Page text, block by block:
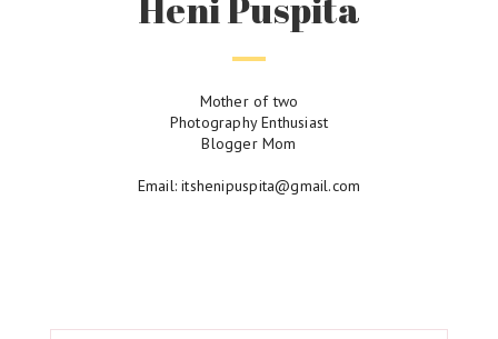
Mother of two
Photography Enthusiast
Blogger Mom
Email: itshenipuspita@gmail.com